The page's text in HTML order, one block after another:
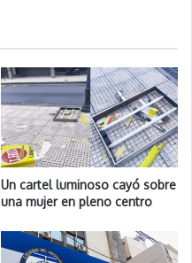
Un cartel luminoso cayó sobre
una mujer en pleno centro